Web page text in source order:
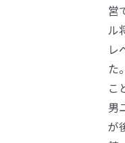
営
ル
レ
た
こ
男
が